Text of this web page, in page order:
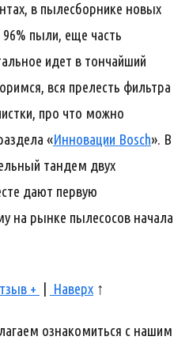
в пылесборнике новых
96% пыли, еще часть
идет в тончайший
вся прелесть фильтра
про что можно
«Инновации Bosch». В
тандем двух
дают первую
на рынке пылесосов начала
+ Наверх ↑
ознакомиться с нашим